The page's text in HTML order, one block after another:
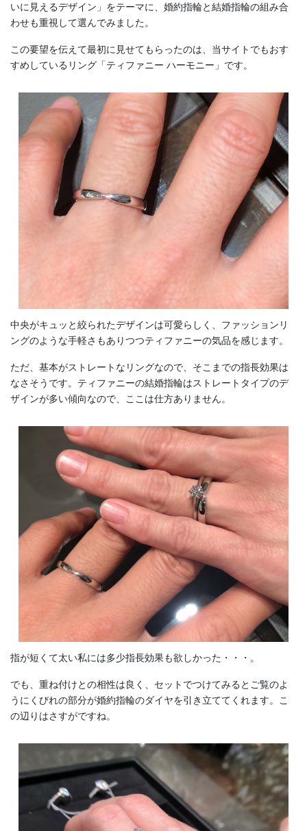
いに見えるデザイン」をテーマに、婚約指輪と結婚指輪の組み合
わせも重視して選んでみました。
この要望を伝えて最初に見せてもらったのは、当サイトでもおす
すめしているリング「ティファニー ハーモニー」です。
中央がキュッと絞られたデザインは可愛らしく、ファッションリ
ングのような手軽さもありつつティファニーの気品を感じます。
ただ、基本がストレートなリングなので、そこまでの指長効果は
なさそうです。ティファニーの結婚指輪はストレートタイプのデ
ザインが多い傾向なので、ここは仕方ありません。
指が短くて太い私には多少指長効果も欲しかった・・・。
でも、重ね付けとの相性は良く、セットでつけてみるとご覧のよ
うにくびれの部分が婚約指輪のダイヤを引き立ててくれます。こ
の辺りはさすがですね。